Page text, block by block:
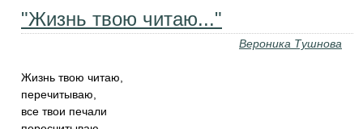
"Жизнь твою читаю..."
Вероника Тушнова
Жизнь твою читаю,
перечитываю,
все твои печали